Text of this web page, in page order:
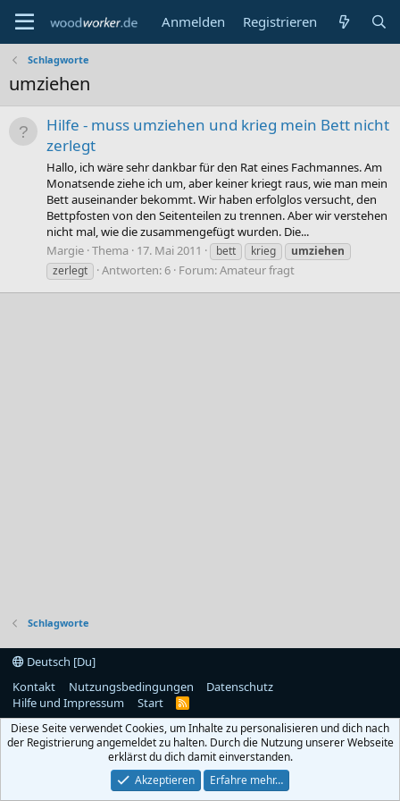
Anmelden Registrieren
Schlagworte
umziehen
Hilfe - muss umziehen und krieg mein Bett nicht
zerlegt
Hallo, ich wäre sehr dankbar für den Rat eines Fachmannes. Am
Monatsende ziehe ich um, aber keiner kriegt raus, wie man mein
Bett auseinander bekommt. Wir haben erfolglos versucht, den
Bettpfosten von den Seitenteilen zu trennen. Aber wir verstehen
nicht mal, wie die zusammengefügt wurden. Die...
Margie Thema 17. Mai 2011 bett krieg
umziehen
zerlegt
Antworten: 6 Forum:Amateur fragt
Schlagworte
Deutsch [Du]
Kontakt
Nutzungsbedingungen
Datenschutz
Hilfe und Impressum
Start
R
S
Diese Seite verwendet Cookies, um Inhalte zu personalisieren und dich nach
der Registrierung angemeldet zu halten. Durch die Nutzung unserer Webseite
erklärst du dich damit einverstanden.
Akzeptieren
Erfahre mehr…